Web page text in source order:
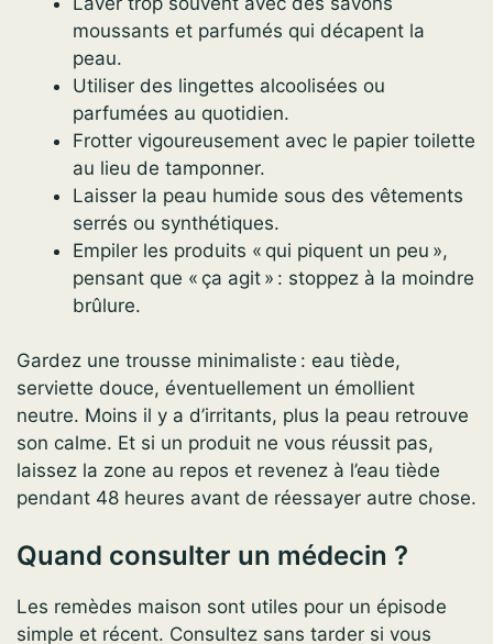
moussants et parfumés qui décapent la
peau.
Utiliser des lingettes alcoolisées ou
parfumées au quotidien.
Frotter vigoureusement avec le papier toilette
au lieu de tamponner.
Laisser la peau humide sous des vêtements
serrés ou synthétiques.
Empiler les produits « qui piquent un peu »,
pensant que « ça agit » : stoppez à la moindre
brûlure.
Gardez une trousse minimaliste : eau tiède,
serviette douce, éventuellement un émollient
neutre. Moins il y a d’irritants, plus la peau retrouve
son calme. Et si un produit ne vous réussit pas,
laissez la zone au repos et revenez à l’eau tiède
pendant 48 heures avant de réessayer autre chose.
Quand consulter un médecin ?
Les remèdes maison sont utiles pour un épisode
simple et récent. Consultez sans tarder si vous